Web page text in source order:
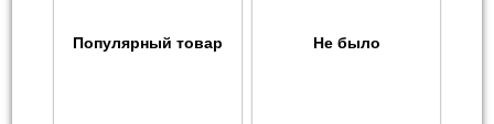
Популярный товар Не было